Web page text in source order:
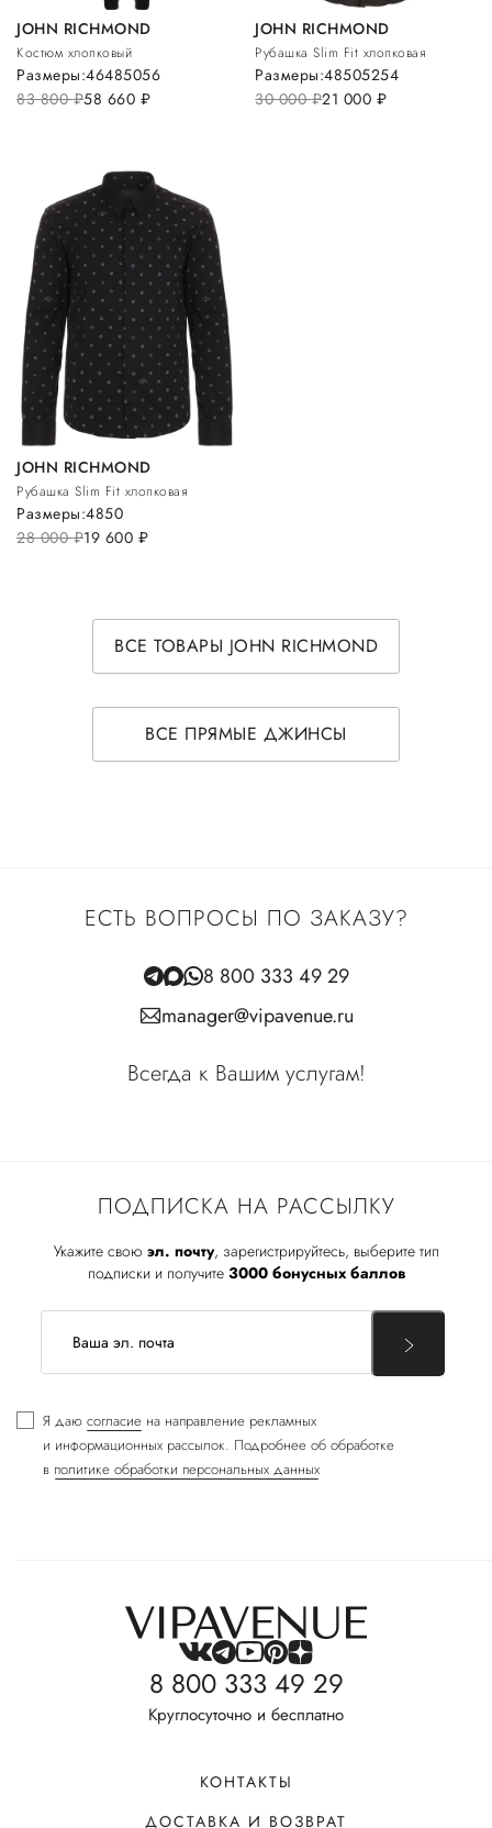
JOHN RICHMOND
Костюм хлопковый
83 800руб.58 660 руб.
Размеры:46485056
JOHN RICHMOND
Рубашка Slim Fit хлопковая
30 000руб.21 000 руб.
Размеры:48505254
JOHN RICHMOND
Рубашка Slim Fit хлопковая
28 000руб.19 600 руб.
Размеры:4850
ВСЕ ТОВАРЫ JOHN RICHMOND
ВСЕ ПРЯМЫЕ ДЖИНСЫ
ПОДПИСКА НА РАССЫЛКУ
Укажите свою эл. почту, зарегистрируйтесь, выберите тип
подписки и получите 3000 бонусных баллов
Я даю согласие на направление рекламных
и информационных рассылок. Подробнее об обработке
в политике обработки персональных данных
ЕСТЬ ВОПРОСЫ ПО ЗАКАЗУ?
8 800 333 49 29
manager@vipavenue.ru
Всегда к Вашим услугам!
8 800 333 49 29
Круглосуточно и бесплатно
КОНТАКТЫ
ДОСТАВКА И ВОЗВРАТ